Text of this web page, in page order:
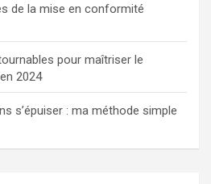
de la mise en conformité
pour maîtriser le
2024
s’épuiser : ma méthode simple